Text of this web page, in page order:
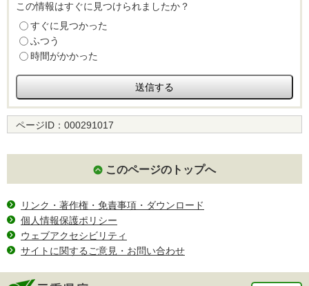
この情報はすぐに見つけられましたか？
すぐに見つかった
ふつう
時間がかかった
ページID： 000291017
このページのトップへ
リンク・著作権・免責事項・ダウンロード
個人情報保護ポリシー
ウェブアクセシビリティ
サイトに関するご意見・お問い合わせ